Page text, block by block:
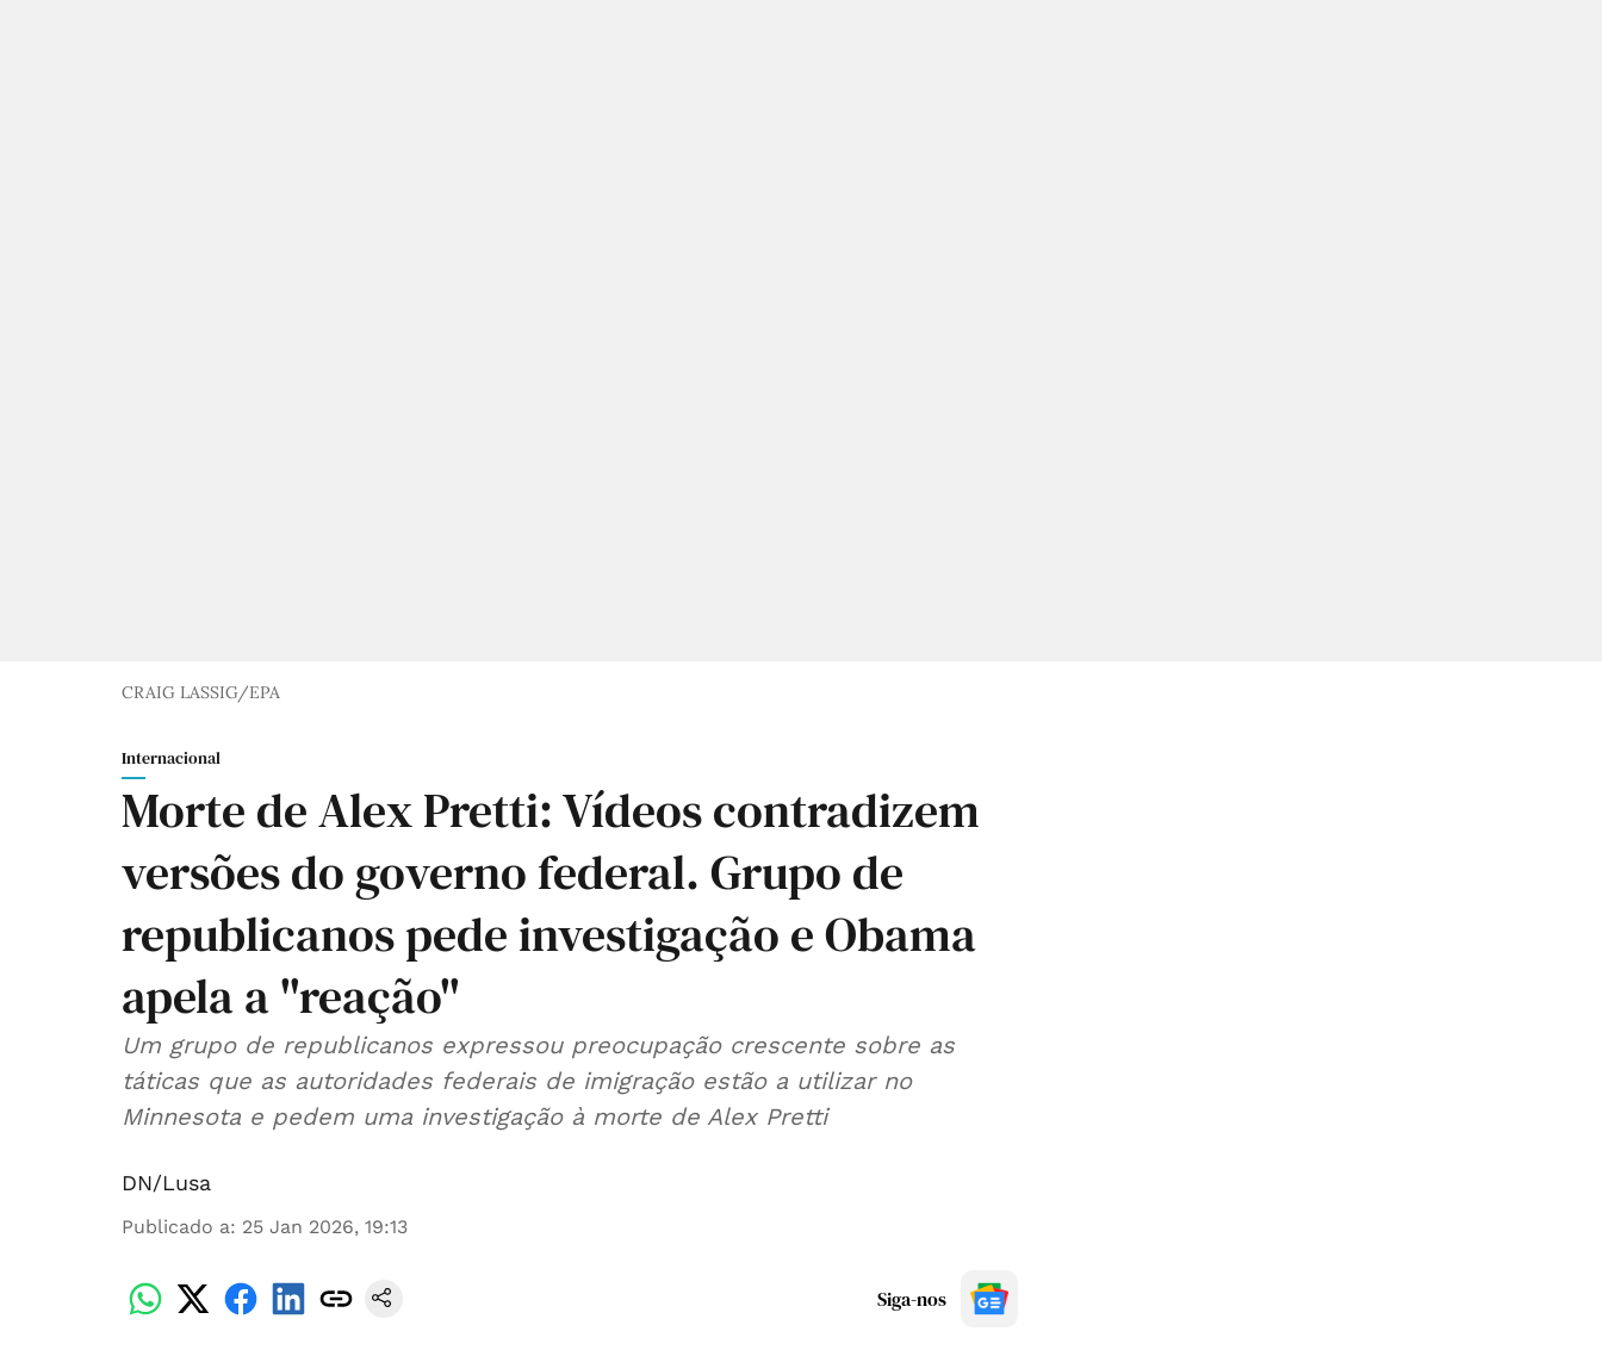
CRAIG LASSIG/EPA
Internacional
Morte de Alex Pretti: Vídeos contradizem
versões do governo federal. Grupo de
republicanos pede investigação e Obama
apela a "reação"
Um grupo de republicanos expressou preocupação crescente sobre as
táticas que as autoridades federais de imigração estão a utilizar no
Minnesota e pedem uma investigação à morte de Alex Pretti
DN/Lusa
Publicado a: 25 Jan 2026, 19:13
Siga-nos